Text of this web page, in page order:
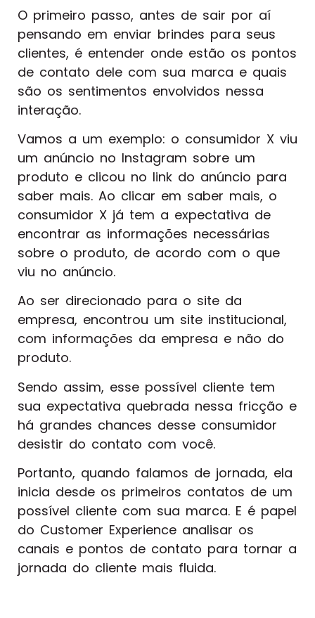
O primeiro passo, antes de sair por aí
pensando em enviar brindes para seus
clientes, é entender onde estão os pontos
de contato dele com sua marca e quais
são os sentimentos envolvidos nessa
interação.
Vamos a um exemplo: o consumidor X viu
um anúncio no Instagram sobre um
produto e clicou no link do anúncio para
saber mais. Ao clicar em saber mais, o
consumidor X já tem a expectativa de
encontrar as informações necessárias
sobre o produto, de acordo com o que
viu no anúncio.
Ao ser direcionado para o site da
empresa, encontrou um site institucional,
com informações da empresa e não do
produto.
Sendo assim, esse possível cliente tem
sua expectativa quebrada nessa fricção e
há grandes chances desse consumidor
desistir do contato com você.
Portanto, quando falamos de jornada, ela
inicia desde os primeiros contatos de um
possível cliente com sua marca. E é papel
do Customer Experience analisar os
canais e pontos de contato para tornar a
jornada do cliente mais fluida.